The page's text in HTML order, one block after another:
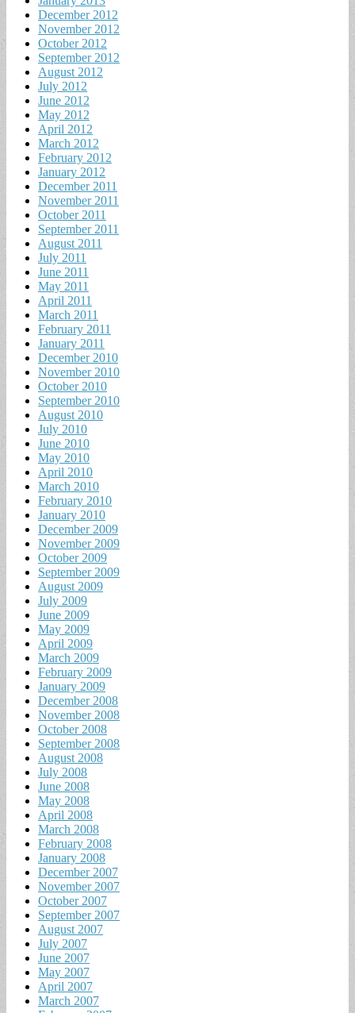
December 2012
November 2012
October 2012
September 2012
August 2012
July 2012
June 2012
May 2012
April 2012
March 2012
February 2012
January 2012
December 2011
November 2011
October 2011
September 2011
August 2011
July 2011
June 2011
May 2011
April 2011
March 2011
February 2011
January 2011
December 2010
November 2010
October 2010
September 2010
August 2010
July 2010
June 2010
May 2010
April 2010
March 2010
February 2010
January 2010
December 2009
November 2009
October 2009
September 2009
August 2009
July 2009
June 2009
May 2009
April 2009
March 2009
February 2009
January 2009
December 2008
November 2008
October 2008
September 2008
August 2008
July 2008
June 2008
May 2008
April 2008
March 2008
February 2008
January 2008
December 2007
November 2007
October 2007
September 2007
August 2007
July 2007
June 2007
May 2007
April 2007
March 2007